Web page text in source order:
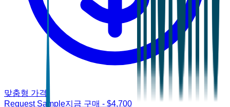
맞춤형 가격
Request Sample지금 구매 - $4,700